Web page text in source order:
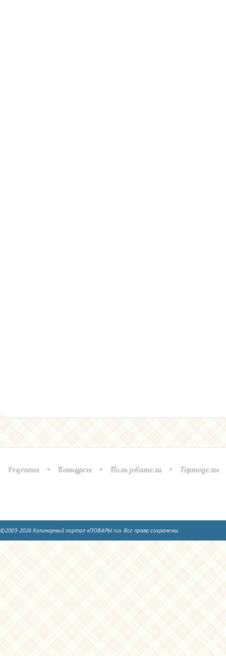
Рецепты Конкурсы Пользователи Тортоделы
©2003-2026 Кулинарный портал «ПОВАРЫ.ru». Все права сохранены.